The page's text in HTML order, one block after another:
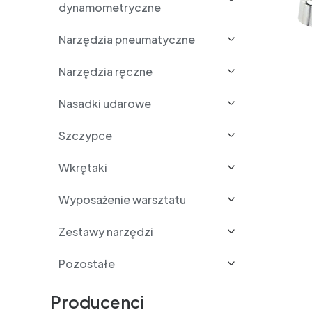
dynamometryczne
Narzędzia pneumatyczne
Narzędzia ręczne
Nasadki udarowe
Szczypce
Wkrętaki
Wyposażenie warsztatu
Zestawy narzędzi
Pozostałe
Producenci